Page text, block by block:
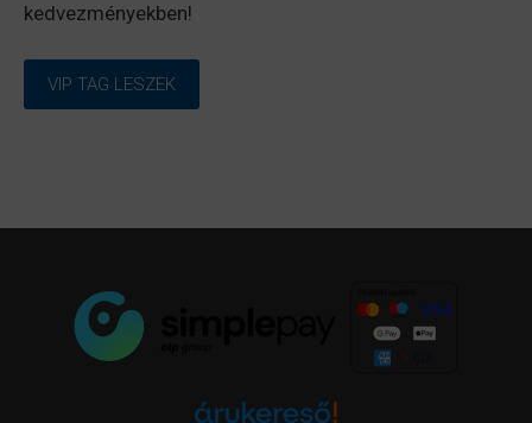
kedvezményekben!
VIP TAG LESZEK